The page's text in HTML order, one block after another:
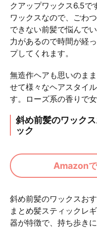
クアップワックス6.5で
ワックスなので、ごわ
できない前髪で悩んで
力があるので時間が経
プしてくれます。
無造作ヘアも思いのま
せて様々なヘアスタイ
す。ローズ系の香りで
斜め前髪のワック
ック
Amazon
斜め前髪のワックスお
まとめ髪スティックレ
器が特徴で、持ち歩き